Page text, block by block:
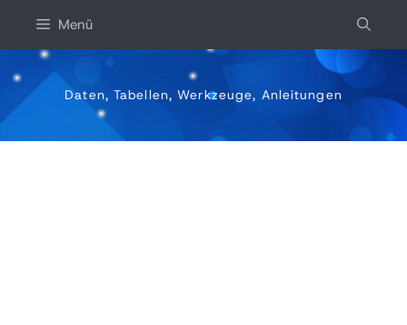
springen
Menü
Daten, Tabellen, Werkzeuge, Anleitungen